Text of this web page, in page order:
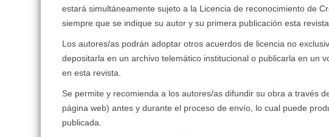
estará simultáneamente sujeto a la Licencia de reconocimiento de
siempre que se indique su autor y su primera publicación esta revista.
Los autores/as podrán adoptar otros acuerdos de licencia no
depositarla en un archivo telemático institucional o publicarla en un
en esta revista.
Se permite y recomienda a los autores/as difundir su obra a través
página web) antes y durante el proceso de envío, lo cual puede
publicada.